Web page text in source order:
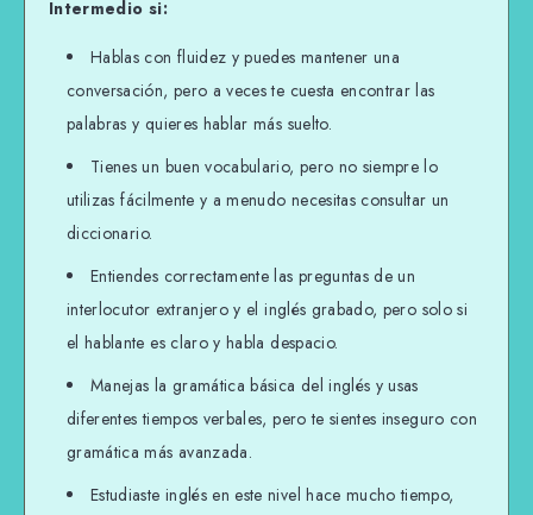
Intermedio si:
Hablas con fluidez y puedes mantener una
conversación, pero a veces te cuesta encontrar las
palabras y quieres hablar más suelto.
Tienes un buen vocabulario, pero no siempre lo
utilizas fácilmente y a menudo necesitas consultar un
diccionario.
Entiendes correctamente las preguntas de un
interlocutor extranjero y el inglés grabado, pero solo si
el hablante es claro y habla despacio.
Manejas la gramática básica del inglés y usas
diferentes tiempos verbales, pero te sientes inseguro con
gramática más avanzada.
Estudiaste inglés en este nivel hace mucho tiempo,